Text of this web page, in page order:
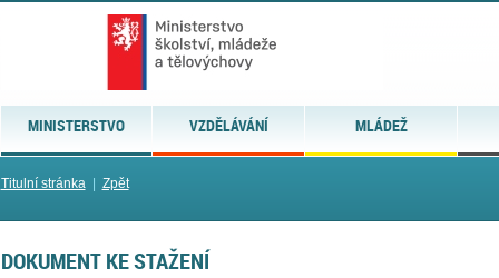
MINISTERSTVO VZDĚLÁVÁNÍ MLÁDEŽ
Titulní stránka| Zpět
DOKUMENT KE STAŽENÍ